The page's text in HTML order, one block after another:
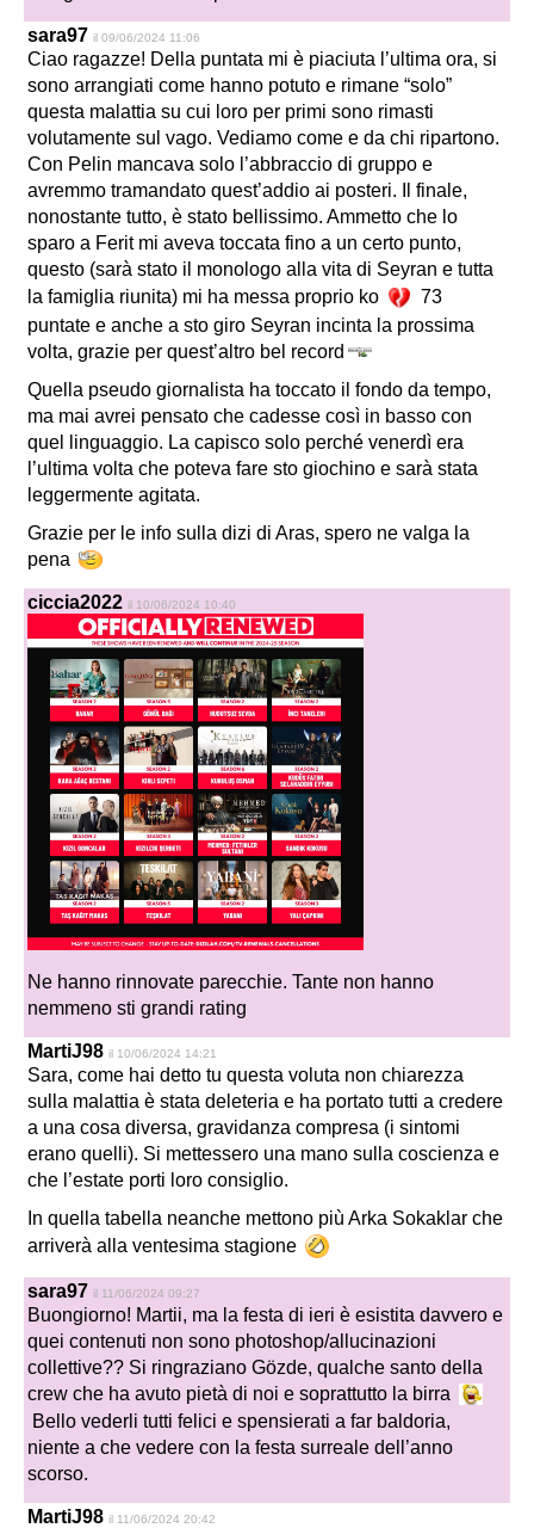
sara97 il 09/06/2024 11:06
Ciao ragazze! Della puntata mi è piaciuta l’ultima ora, si
sono arrangiati come hanno potuto e rimane “solo”
questa malattia su cui loro per primi sono rimasti
volutamente sul vago. Vediamo come e da chi ripartono.
Con Pelin mancava solo l’abbraccio di gruppo e
avremmo tramandato quest’addio ai posteri. Il finale,
nonostante tutto, è stato bellissimo. Ammetto che lo
sparo a Ferit mi aveva toccata fino a un certo punto,
questo (sarà stato il monologo alla vita di Seyran e tutta
la famiglia riunita) mi ha messa proprio ko
73
puntate e anche a sto giro Seyran incinta la prossima
volta, grazie per quest’altro bel record
Quella pseudo giornalista ha toccato il fondo da tempo,
ma mai avrei pensato che cadesse così in basso con
quel linguaggio. La capisco solo perché venerdì era
l’ultima volta che poteva fare sto giochino e sarà stata
leggermente agitata.
Grazie per le info sulla dizi di Aras, spero ne valga la
pena
ciccia2022 il 10/06/2024 10:40
Ne hanno rinnovate parecchie. Tante non hanno
nemmeno sti grandi rating
MartiJ98 il 10/06/2024 14:21
Sara, come hai detto tu questa voluta non chiarezza
sulla malattia è stata deleteria e ha portato tutti a credere
a una cosa diversa, gravidanza compresa (i sintomi
erano quelli). Si mettessero una mano sulla coscienza e
che l’estate porti loro consiglio.
In quella tabella neanche mettono più Arka Sokaklar che
arriverà alla ventesima stagione
sara97 il 11/06/2024 09:27
Buongiorno! Martii, ma la festa di ieri è esistita davvero e
quei contenuti non sono photoshop/allucinazioni
collettive?? Si ringraziano Gözde, qualche santo della
crew che ha avuto pietà di noi e soprattutto la birra
Bello vederli tutti felici e spensierati a far baldoria,
niente a che vedere con la festa surreale dell’anno
scorso.
MartiJ98 il 11/06/2024 20:42